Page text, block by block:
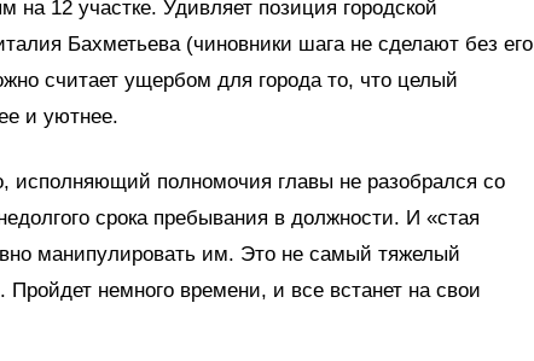
на 12 участке. Удивляет позиция городской
Бахметьева (чиновники шага не сделают без его
считает ущербом для города то, что целый
и уютнее.
исполняющий полномочия главы не разобрался со
срока пребывания в должности. И «стая
манипулировать им. Это не самый тяжелый
Пройдет немного времени, и все встанет на свои